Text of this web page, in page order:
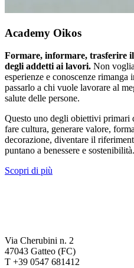
Academy Oikos
Formare, informare, trasferire
degli addetti ai lavori. Non
esperienze e conoscenze
passarlo a chi vuole lavorare al
salute delle persone.
Questo uno degli obiettivi primari
fare cultura, generare valore,
decorazione, diventare il
puntano a benessere e sostenibilità.
Scopri di più
Via Cherubini n. 2
47043 Gatteo (FC)
T +39 0547 681412